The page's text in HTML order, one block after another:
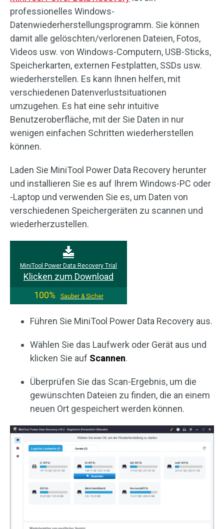
professionelles Windows-
Datenwiederherstellungsprogramm. Sie können
damit alle gelöschten/verlorenen Dateien, Fotos,
Videos usw. von Windows-Computern, USB-Sticks,
Speicherkarten, externen Festplatten, SSDs usw.
wiederherstellen. Es kann Ihnen helfen, mit
verschiedenen Datenverlustsituationen
umzugehen. Es hat eine sehr intuitive
Benutzeroberfläche, mit der Sie Daten in nur
wenigen einfachen Schritten wiederherstellen
können.
Laden Sie MiniTool Power Data Recovery herunter
und installieren Sie es auf Ihrem Windows-PC oder
-Laptop und verwenden Sie es, um Daten von
verschiedenen Speichergeräten zu scannen und
wiederherzustellen.
MiniTool Power Data Recovery Trial
Klicken zum Download
100%
Sauber & Sicher
Führen Sie MiniTool Power Data Recovery aus.
Wählen Sie das Laufwerk oder Gerät aus und
klicken Sie auf Scannen.
Überprüfen Sie das Scan-Ergebnis, um die
gewünschten Dateien zu finden, die an einem
neuen Ort gespeichert werden können.